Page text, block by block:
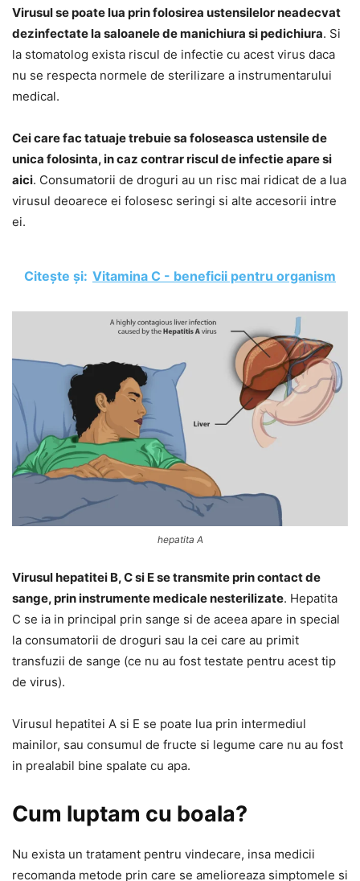
Virusul se poate lua prin folosirea ustensilelor neadecvat
dezinfectate la saloanele de manichiura si pedichiura. Si
la stomatolog exista riscul de infectie cu acest virus daca
nu se respecta normele de sterilizare a instrumentarului
medical.
Cei care fac tatuaje trebuie sa foloseasca ustensile de
unica folosinta, in caz contrar riscul de infectie apare si
aici. Consumatorii de droguri au un risc mai ridicat de a lua
virusul deoarece ei folosesc seringi si alte accesorii intre
ei.
Citește și: Vitamina C - beneficii pentru organism
hepatita A
Virusul hepatitei B, C si E se transmite prin contact de
sange, prin instrumente medicale nesterilizate. Hepatita
C se ia in principal prin sange si de aceea apare in special
la consumatorii de droguri sau la cei care au primit
transfuzii de sange (ce nu au fost testate pentru acest tip
de virus).
Virusul hepatitei A si E se poate lua prin intermediul
mainilor, sau consumul de fructe si legume care nu au fost
in prealabil bine spalate cu apa.
Cum luptam cu boala?
Nu exista un tratament pentru vindecare, insa medicii
recomanda metode prin care se amelioreaza simptomele si